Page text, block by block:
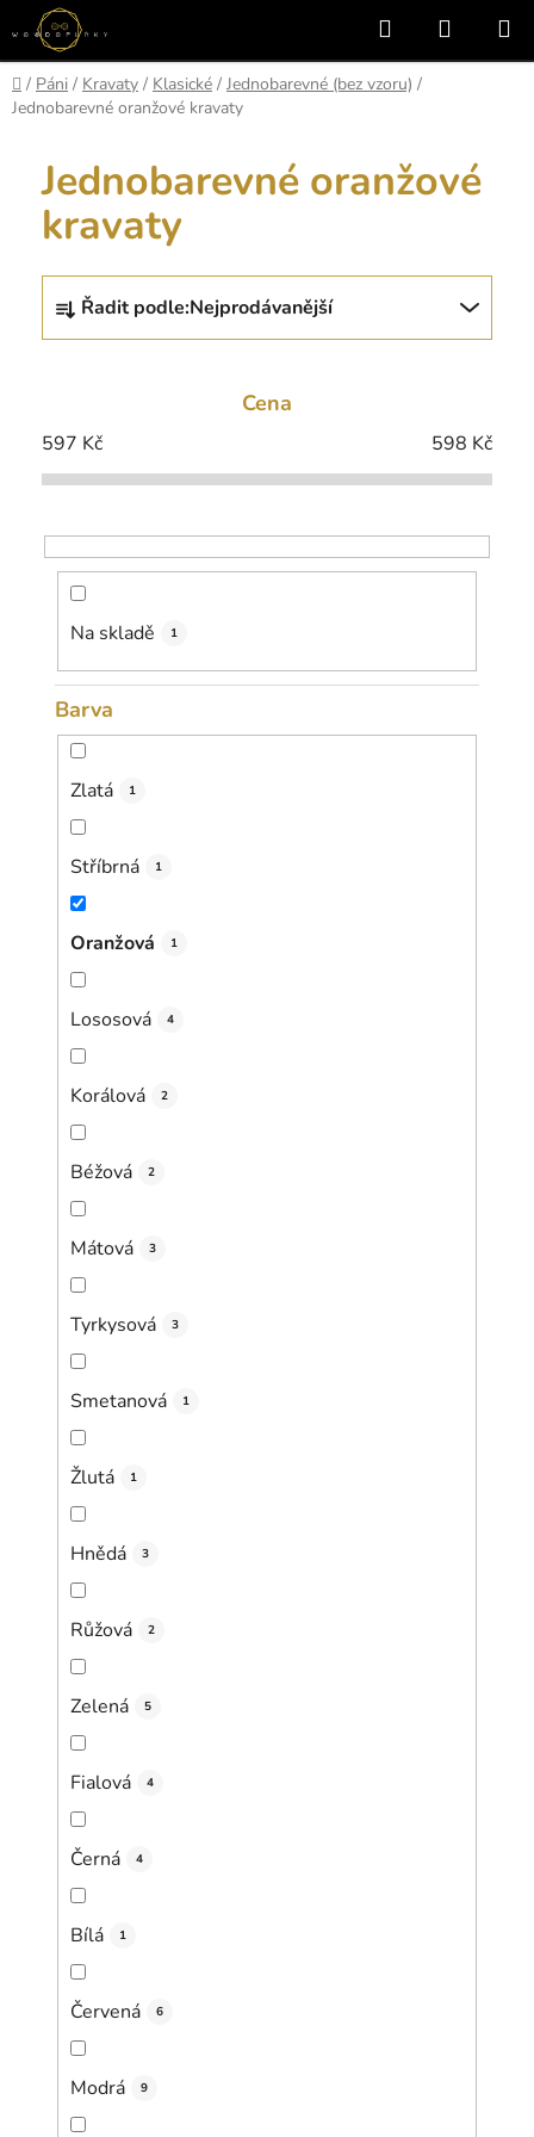
Přejít
na
obsah
Hledat
KOŠÍK
Domů
/ Páni / Kravaty / Klasické / Jednobarevné (bez vzoru) /
Jednobarevné oranžové kravaty
Jednobarevné oranžové
kravaty
Ř
z
í
p
o
d
ů
Řadit podle:Nejprodávanější
Cena
597 Kč 598 Kč
Na skladě 1
Barva
Zlatá 1
Stříbrná 1
Oranžová 1
Lososová 4
Korálová 2
Béžová 2
Mátová 3
Tyrkysová 3
Smetanová 1
Žlutá 1
Hnědá 3
Růžová 2
Zelená 5
Fialová 4
Černá 4
Bílá 1
Červená 6
Modrá 9